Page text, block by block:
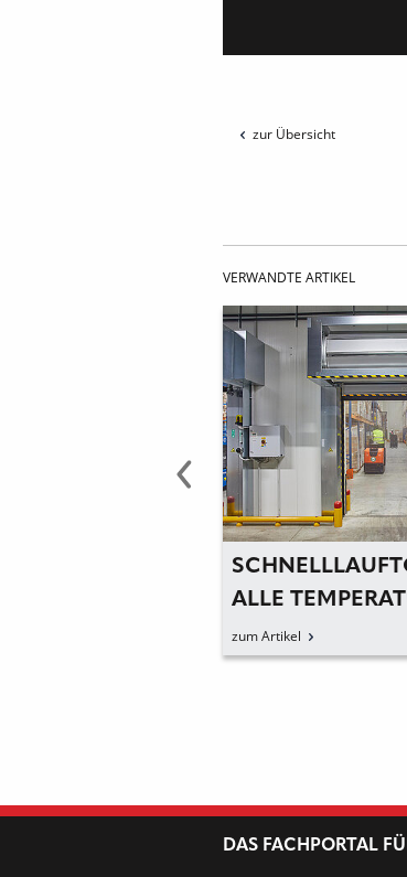
zur Übersicht
VERWANDTE ARTIKEL
ALLE
zum Artikel
DAS FACHPORTAL